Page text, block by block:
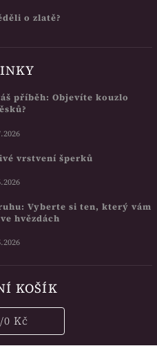
o zlatě?
příběh: Objevíte kouzlo
vrstvení šperků
Vyberte si ten, který vám
hvězdách
KOŠÍK
0 Kč